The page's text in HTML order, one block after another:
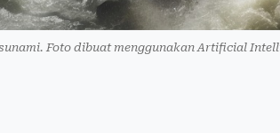
Foto dibuat menggunakan Artificial